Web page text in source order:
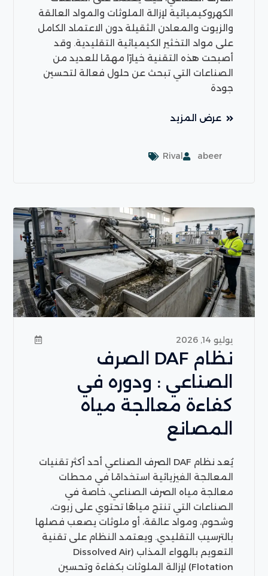
الكهروكيميائية لإزالة الملوثات والمواد العالقة
والزيوت والمعادن الثقيلة دون الاعتماد الكامل
على مواد التخثير الكيميائية التقليدية. وقد
أصبحت هذه التقنية خيارًا مهمًا للعديد من
الصناعات التي تبحث عن حلول فعالة لتحسين
جودة
عرض المزيد
abeer
Rival
يوليو 14, 2026
نظام DAF الصرف
الصناعي : ودوره في
كفاءة معالجة مياه
المصانع
يُعد نظام DAF الصرف الصناعي أحد أكثر تقنيات
المعالجة الفيزيائية استخدامًا في محطات
معالجة مياه الصرف الصناعي، خاصة في
الصناعات التي تنتج مياهًا تحتوي على زيوت،
وشحوم، ومواد عالقة، أو ملوثات يصعب فصلها
بالترسيب التقليدي. ويعتمد النظام على تقنية
التعويم بالهواء المذاب (Dissolved Air
Flotation) لإزالة الملوثات بكفاءة وتحسين